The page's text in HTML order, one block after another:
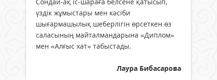
Сондай-ақ іс-шараға белсене қатысып,
үздік жұмыстары мен кәсіби
шығармашылық шеберлігін өрсеткен өз
саласының майталмандарына «Диплом»
мен «Алғыс хат» табыстады.
Лаура Бибасарова